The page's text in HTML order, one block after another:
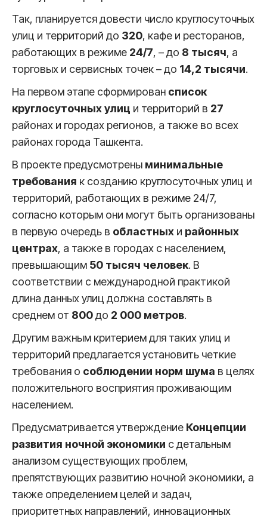
Так, планируется довести число круглосуточных
улиц и территорий до 320, кафе и ресторанов,
работающих в режиме 24/7, – до 8 тысяч, а
торговых и сервисных точек – до 14,2 тысячи.
На первом этапе сформирован список
круглосуточных улиц и территорий в 27
районах и городах регионов, а также во всех
районах города Ташкента.
В проекте предусмотрены минимальные
требования к созданию круглосуточных улиц и
территорий, работающих в режиме 24/7,
согласно которым они могут быть организованы
в первую очередь в областных и районных
центрах, а также в городах с населением,
превышающим 50 тысяч человек. В
соответствии с международной практикой
длина данных улиц должна составлять в
среднем от 800до 2 000 метров.
Другим важным критерием для таких улиц и
территорий предлагается установить четкие
требования о соблюдении норм шума в целях
положительного восприятия проживающим
населением.
Предусматривается утверждение Концепции
развития ночной экономики с детальным
анализом существующих проблем,
препятствующих развитию ночной экономики, а
также определением целей и задач,
приоритетных направлений, инновационных